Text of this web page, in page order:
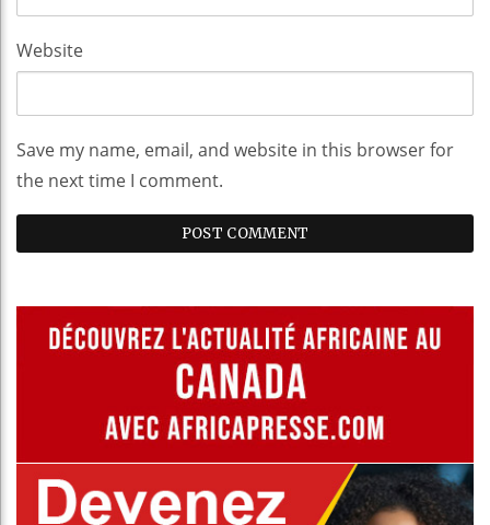
Website
Save my name, email, and website in this browser for
the next time I comment.